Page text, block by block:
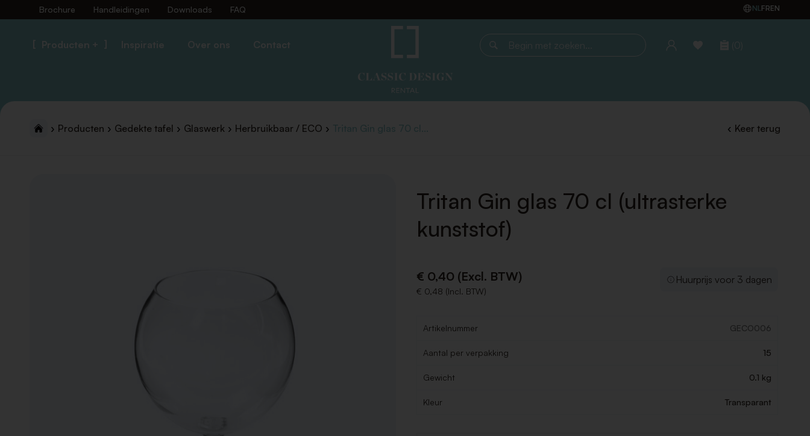
Brochure Handleidingen Downloads FAQ NLFREN
Producten + Inspiratie Over ons Contact
Begin met zoeken... (0)
Producten Gedekte tafel Glaswerk Herbruikbaar / ECO Tritan Gin glas 70 cl... Keer terug
Tritan Gin glas 70 cl (ultrasterke
kunststof)
€ 0,40 (Excl. BTW)
€ 0,48 (Incl. BTW)
Huurprijs voor 3 dagen
Artikelnummer GECO006
Aantal per verpakking 15
Gewicht 0.1 kg
Kleur Transparant